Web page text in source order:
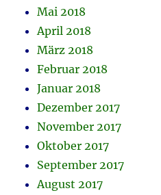
Mai 2018
April 2018
März 2018
Februar 2018
Januar 2018
Dezember 2017
November 2017
Oktober 2017
September 2017
August 2017